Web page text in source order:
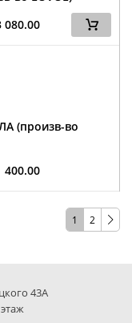
080.00
(произв-во
400.00
1 2
43А